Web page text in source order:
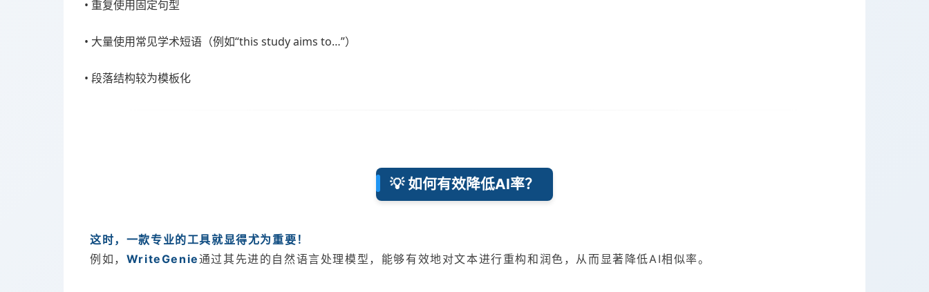
• 重复使用固定句型
• 大量使用常见学术短语（例如“this study aims to…”）
• 段落结构较为模板化
💡 如何有效降低AI率？
这时，一款专业的工具就显得尤为重要！
例如， WriteGenie通过其先进的自然语言处理模型，能够有效地对文本进行重构和润色，从而显著降低AI相似率。